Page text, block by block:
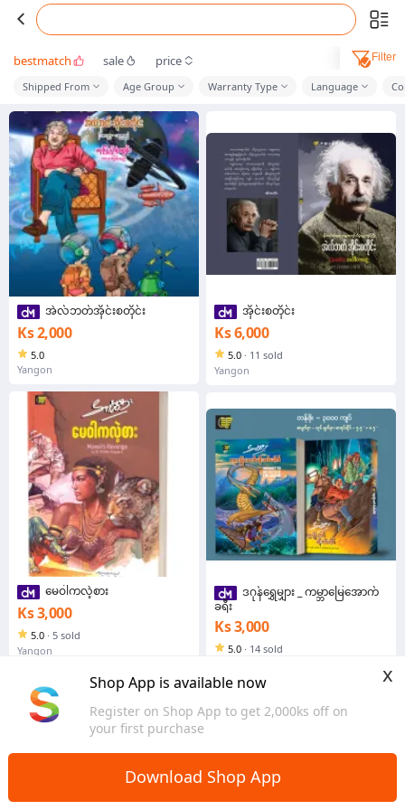
Shop App is available now
Register on Shop App to get 2,000ks off on
your first purchase
x
Download Shop App
bestmatch sale price Filter
Shipped From Age Group Warranty Type Language
အဲလ်ဘတ်အိုင်းစတိုင်း
Ks 2,000
5.0
Yangon
မေဝါကလဲ့စား
Ks 3,000
5.0 · 5 sold
Yangon
အိုင်းစတိုင်း
Ks 6,000
5.0 · 11 sold
Yangon
ဒဂုန်ရွှေမျှား _ ကမ္ဘာမြေအောက်
ခရီး
Ks 3,000
5.0 · 14 sold